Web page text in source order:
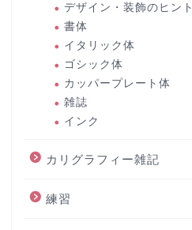
デザイン・装飾のヒント
書体
イタリック体
ゴシック体
カッパープレート体
雑誌
インク
カリグラフィー雑記
練習